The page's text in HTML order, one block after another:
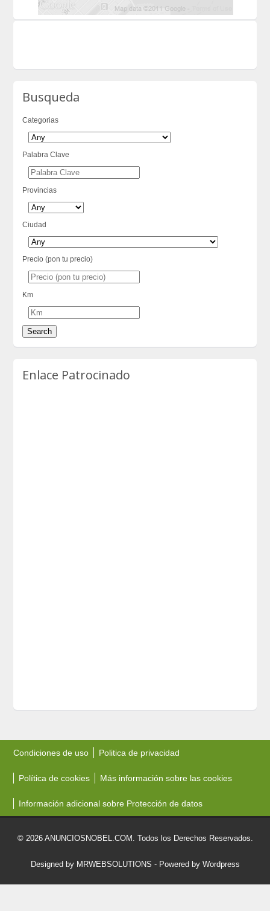
Busqueda
Categorias
Palabra Clave
Provincias
Ciudad
Precio (pon tu precio)
Km
Enlace Patrocinado
Condiciones de uso Politica de privacidad
Política de cookies Más información sobre las cookies
Información adicional sobre Protección de datos
© 2026 ANUNCIOSNOBEL.COM. Todos los Derechos Reservados.
Designed by MRWEBSOLUTIONS - Powered by Wordpress